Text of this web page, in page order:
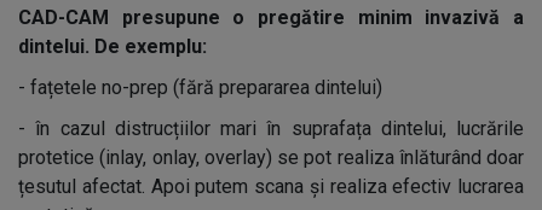
CAD-CAM presupune o pregătire minim invazivă a
dintelui. De exemplu:
- fațetele no-prep (fără prepararea dintelui)
- în cazul distrucțiilor mari în suprafața dintelui, lucrările
protetice (inlay, onlay, overlay) se pot realiza înlăturând doar
țesutul afectat. Apoi putem scana și realiza efectiv lucrarea